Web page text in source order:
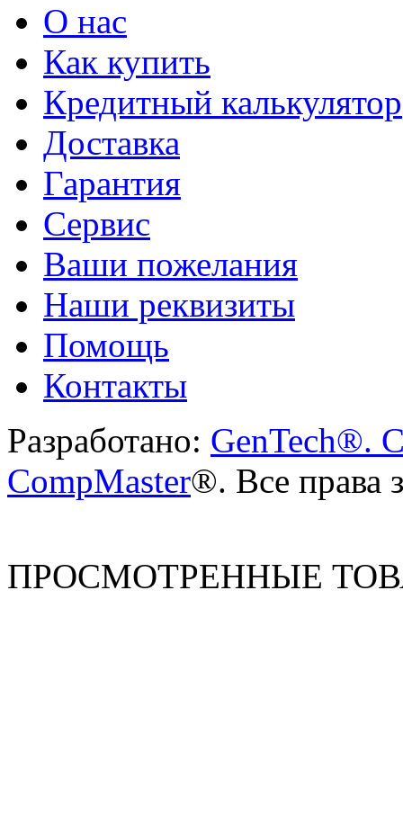
О нас
Как купить
Кредитный калькулятор
Доставка
Гарантия
Сервис
Ваши пожелания
Наши реквизиты
Помощь
Контакты
Разработано: GenTech®.
CompMaster®. Все права
ПРОСМОТРЕННЫЕ